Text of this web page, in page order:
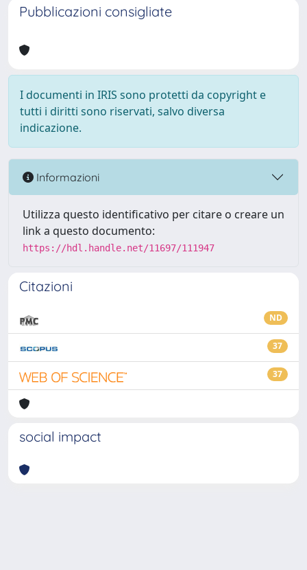
Pubblicazioni consigliate
I documenti in IRIS sono protetti da copyright e
tutti i diritti sono riservati, salvo diversa
indicazione.
Informazioni
Utilizza questo identificativo per citare o creare un
link a questo documento:
https://hdl.handle.net/11697/111947
Citazioni
ND
37
37
social impact